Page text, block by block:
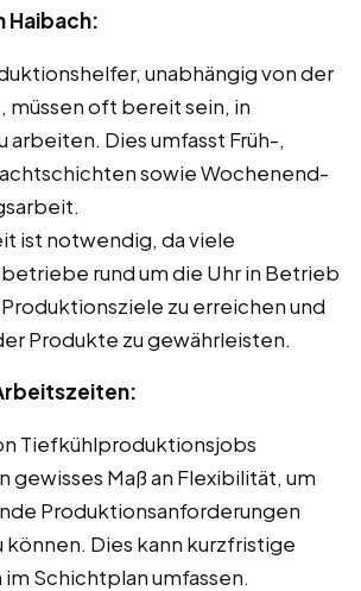
Haibach:
unabhängig von der
müssen oft bereit sein, in
arbeiten. Dies umfasst Früh-,
sowie Wochenend-
ist notwendig, da viele
rund um die Uhr in Betrieb
zu erreichen und
Produkte zu gewährleisten.
Tiefkühlproduktionsjobs
gewisses Maß an Flexibilität, um
Produktionsanforderungen
können. Dies kann kurzfristige
Schichtplan umfassen.